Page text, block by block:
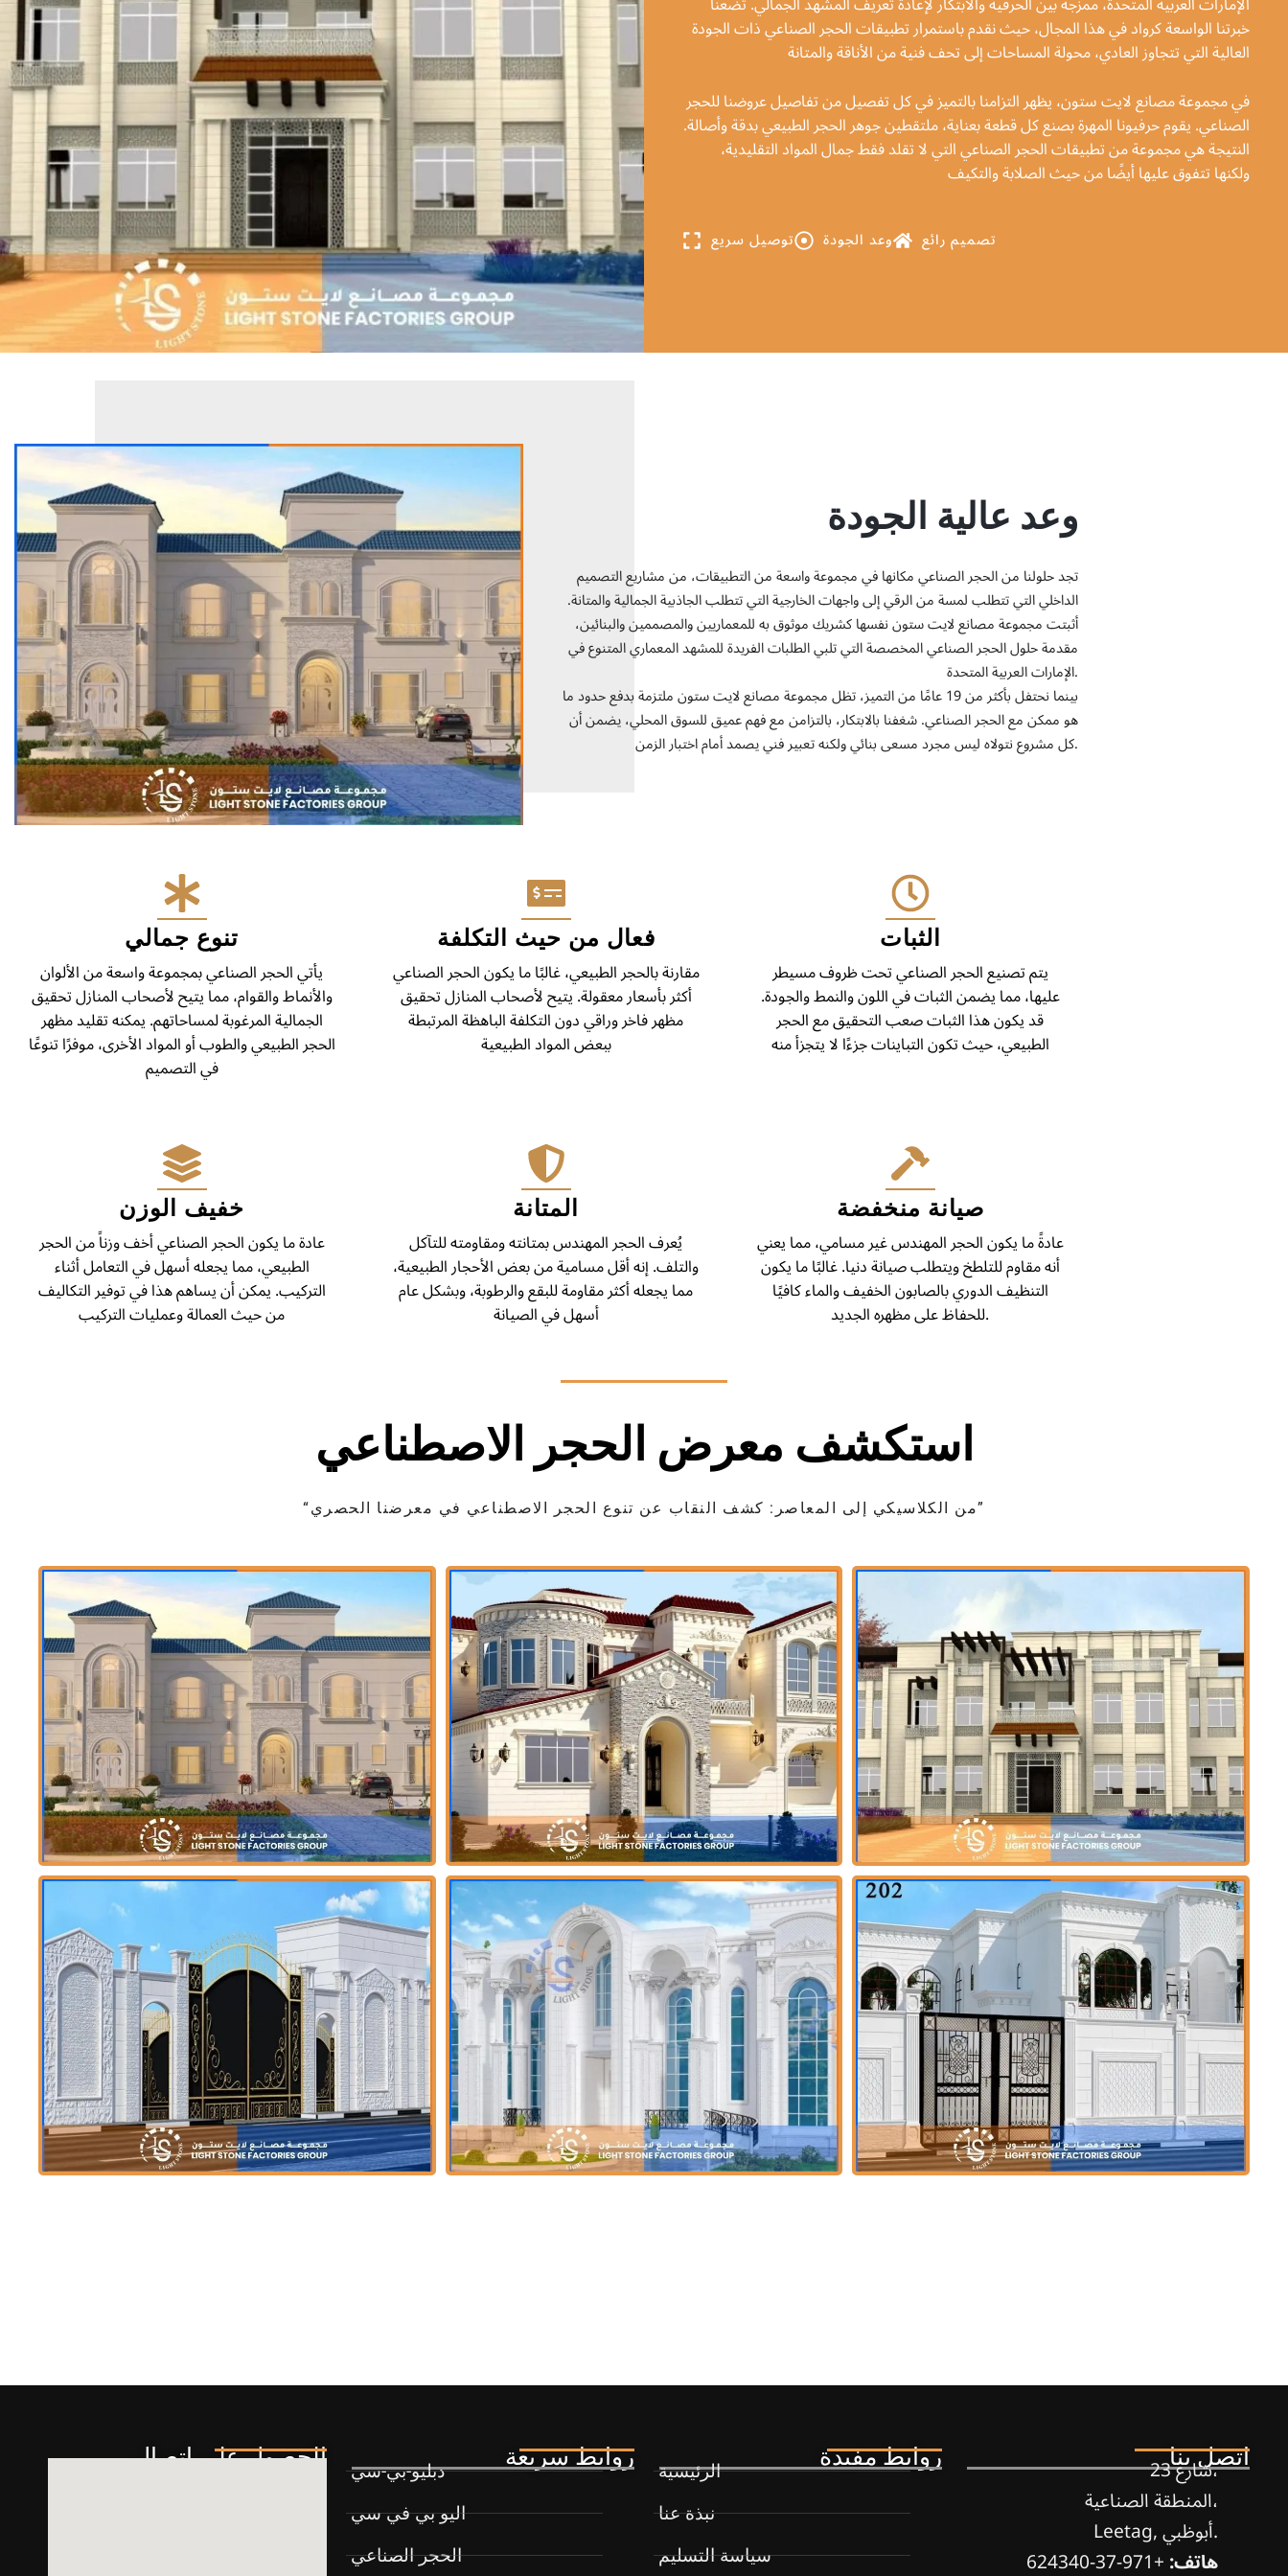
خبرتنا الواسعة كرواد في هذا المجال، حيث نقدم باستمرار تطبيقات الحجر الصناعي ذات الجودة
العالية التي تتجاوز العادي، محولة المساحات إلى تحف فنية من الأناقة والمتانة
في مجموعة مصانع لايت ستون، يظهر التزامنا بالتميز في كل تفصيل من تفاصيل عروضنا للحجر
الصناعي. يقوم حرفيونا المهرة بصنع كل قطعة بعناية، ملتقطين جوهر الحجر الطبيعي بدقة وأصالة.
النتيجة هي مجموعة من تطبيقات الحجر الصناعي التي لا تقلد فقط جمال المواد التقليدية،
ولكنها تتفوق عليها أيضًا من حيث الصلابة والتكيف
توصيل سريع وعد الجودة تصميم رائع
وعد عالية الجودة
تجد حلولنا من الحجر الصناعي مكانها في مجموعة واسعة من التطبيقات، من مشاريع التصميم
الداخلي التي تتطلب لمسة من الرقي إلى واجهات الخارجية التي تتطلب الجاذبية الجمالية والمتانة.
أثبتت مجموعة مصانع لايت ستون نفسها كشريك موثوق به للمعماريين والمصممين والبنائين،
مقدمة حلول الحجر الصناعي المخصصة التي تلبي الطلبات الفريدة للمشهد المعماري المتنوع في
الإمارات العربية المتحدة.
بينما نحتفل بأكثر من 19 عامًا من التميز، تظل مجموعة مصانع لايت ستون ملتزمة بدفع حدود ما
هو ممكن مع الحجر الصناعي. شغفنا بالابتكار، بالتزامن مع فهم عميق للسوق المحلي، يضمن أن
كل مشروع نتولاه ليس مجرد مسعى بنائي ولكنه تعبير فني يصمد أمام اختبار الزمن.
تنوع جمالي
يأتي الحجر الصناعي بمجموعة واسعة من الألوان
والأنماط والقوام، مما يتيح لأصحاب المنازل تحقيق
الجمالية المرغوبة لمساحاتهم. يمكنه تقليد مظهر
الحجر الطبيعي والطوب أو المواد الأخرى، موفرًا تنوعًا
في التصميم
فعال من حيث التكلفة
مقارنة بالحجر الطبيعي، غالبًا ما يكون الحجر الصناعي
أكثر بأسعار معقولة. يتيح لأصحاب المنازل تحقيق
مظهر فاخر وراقي دون التكلفة الباهظة المرتبطة
ببعض المواد الطبيعية
الثبات
يتم تصنيع الحجر الصناعي تحت ظروف مسيطر
عليها، مما يضمن الثبات في اللون والنمط والجودة.
قد يكون هذا الثبات صعب التحقيق مع الحجر
الطبيعي، حيث تكون التباينات جزءًا لا يتجزأ منه
خفيف الوزن
عادة ما يكون الحجر الصناعي أخف وزناً من الحجر
الطبيعي، مما يجعله أسهل في التعامل أثناء
التركيب. يمكن أن يساهم هذا في توفير التكاليف
من حيث العمالة وعمليات التركيب
المتانة
يُعرف الحجر المهندس بمتانته ومقاومته للتآكل
والتلف. إنه أقل مسامية من بعض الأحجار الطبيعية،
مما يجعله أكثر مقاومة للبقع والرطوبة، وبشكل عام
أسهل في الصيانة
صيانة منخفضة
عادةً ما يكون الحجر المهندس غير مسامي، مما يعني
أنه مقاوم للتلطخ ويتطلب صيانة دنيا. غالبًا ما يكون
التنظيف الدوري بالصابون الخفيف والماء كافيًا
للحفاظ على مظهره الجديد.
استكشف معرض الحجر الاصطناعي
“من الكلاسيكي إلى المعاصر: كشف النقاب عن تنوع الحجر الاصطناعي في معرضنا الحصري”
اتصل بنا
شارع 23،
المنطقة الصناعية،
Leetag, أبوظبي.
هاتف:+971-37-624340
روابط مفيدة
الرئيسية
نبذة عنا
سياسة التسليم
روابط سريعة
دبليو-بي-سي
اليو بي في سي
الحجر الصناعي
الحصول على اتصال